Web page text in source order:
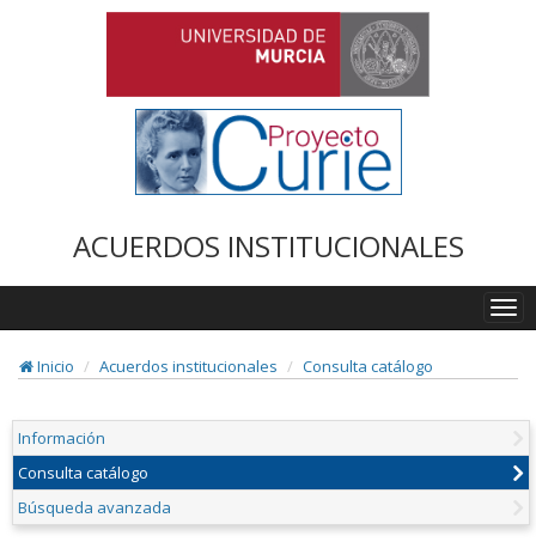
ACUERDOS INSTITUCIONALES
Inicio
Acuerdos institucionales Consulta catálogo
Información
Consulta catálogo
Búsqueda avanzada